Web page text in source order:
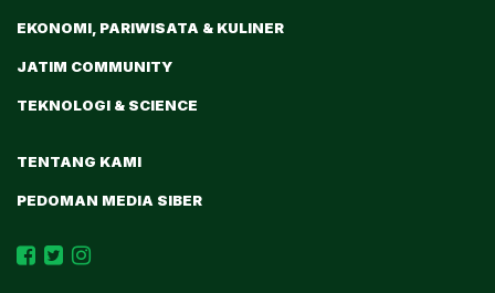
EKONOMI, PARIWISATA & KULINER
JATIM COMMUNITY
TEKNOLOGI & SCIENCE
TENTANG KAMI
PEDOMAN MEDIA SIBER